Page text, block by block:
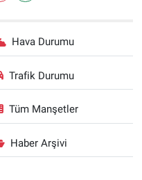
Hava Durumu
Trafik Durumu
Tüm Manşetler
Haber Arşivi